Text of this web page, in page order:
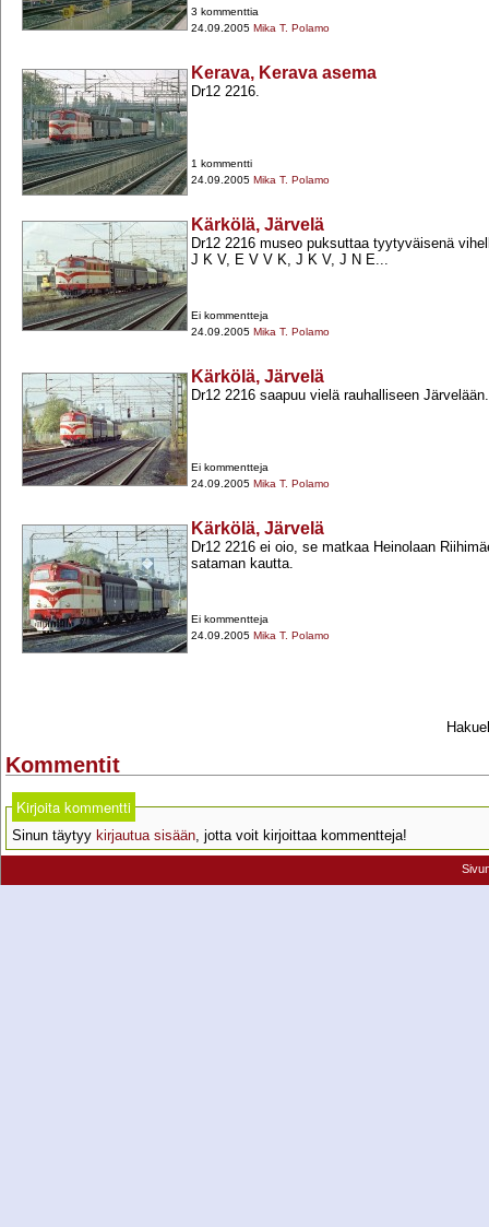
3 kommenttia
24.09.2005 Mika T. Polamo
Kerava, Kerava asema
Dr12 2216.
1 kommentti
24.09.2005 Mika T. Polamo
Kärkölä, Järvelä
Dr12 2216 museo puksuttaa tyytyväisenä
J K V, E V V K, J K V, J N E...
Ei kommentteja
24.09.2005 Mika T. Polamo
Kärkölä, Järvelä
Dr12 2216 saapuu vielä rauhalliseen Järvelään.
Ei kommentteja
24.09.2005 Mika T. Polamo
Kärkölä, Järvelä
Dr12 2216 ei oio, se matkaa Heinolaan
sataman kautta.
Ei kommentteja
24.09.2005 Mika T. Polamo
Kommentit
Kirjoita kommentti
Sinun täytyy kirjautua sisään, jotta voit kirjoittaa kommentteja!